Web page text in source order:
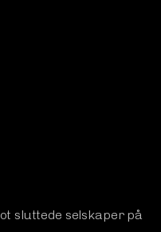
sluttede selskaper på